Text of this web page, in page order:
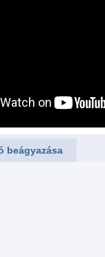
beágyazása